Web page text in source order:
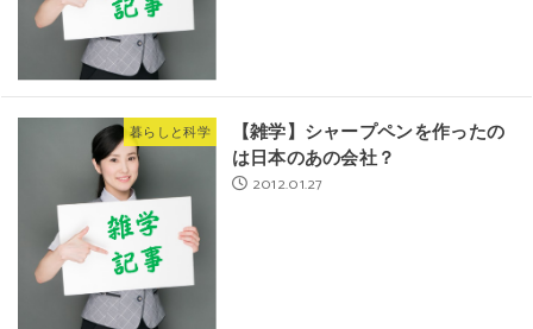
暮らしと科学
【雑学】シャープペンを作ったの
は日本のあの会社？
2012.01.27